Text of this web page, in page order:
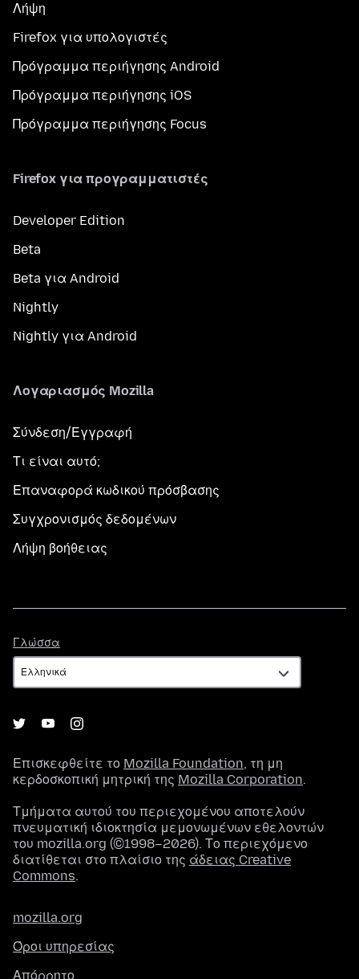
Λήψη
Firefox για υπολογιστές
Πρόγραμμα περιήγησης Android
Πρόγραμμα περιήγησης iOS
Πρόγραμμα περιήγησης Focus
Firefox για προγραμματιστές
Developer Edition
Beta
Beta για Android
Nightly
Nightly για Android
Λογαριασμός Mozilla
Σύνδεση/Εγγραφή
Τι είναι αυτό;
Επαναφορά κωδικού πρόσβασης
Συγχρονισμός δεδομένων
Λήψη βοήθειας
Γλώσσα
Επισκεφθείτε το Mozilla Foundation, τη μη
κερδοσκοπική μητρική της Mozilla Corporation.
Τμήματα αυτού του περιεχομένου αποτελούν
πνευματική ιδιοκτησία μεμονωμένων εθελοντών
του mozilla.org (©1998–2026). Το περιεχόμενο
διατίθεται στο πλαίσιο της άδειας Creative
Commons.
mozilla.org
Όροι υπηρεσίας
Απόρρητο